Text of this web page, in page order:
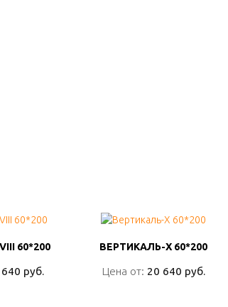
60*200
руб.
60*200
руб.
ВЕРТИКАЛЬ-X 60*200
Цена от: 20 640 руб.
ВЕРТИКАЛЬ-X 60*200
Цена от: 20 640 руб.